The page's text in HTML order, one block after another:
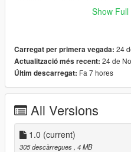
ENGLISH INSTALLATION
Replace, through openiv, the
path
mods/x64e/levels/gta5/
CREDITI / CREDITS
Original model
https://urgencesmods.fr/mods/
municipale-2/
Show
Carregat per primera vegada: 24
Actualització més recent: 24 de
Últim descarregat: Fa 7 hores
All Versions
1.0 (current)
305 descàrregues , 4 MB